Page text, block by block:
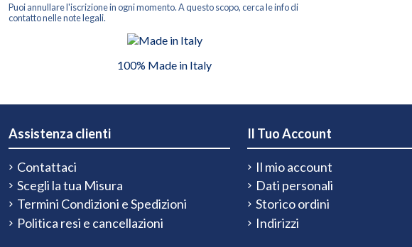
Puoi annullare l'iscrizione in ogni momento. A questo scopo, cerca le info di
contatto nelle note legali.
100% Made in Italy
Assistenza clienti
Contattaci
Scegli la tua Misura
Termini Condizioni e Spedizioni
Politica resi e cancellazioni
Il Tuo Account
Il mio account
Dati personali
Storico ordini
Indirizzi